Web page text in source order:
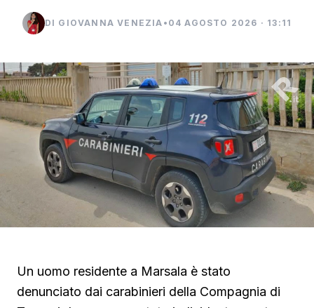
DI GIOVANNA VENEZIA • 04 AGOSTO 2026 · 13:11
Un uomo residente a Marsala è stato
denunciato dai carabinieri della Compagnia di